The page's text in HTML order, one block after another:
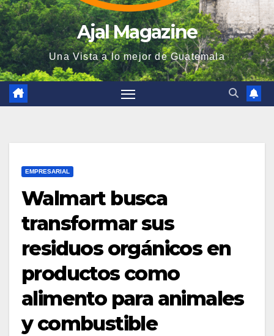
Ajal Magazine
Una Vista a lo mejor de Guatemala
EMPRESARIAL
Walmart busca
transformar sus
residuos orgánicos en
productos como
alimento para animales
y combustible